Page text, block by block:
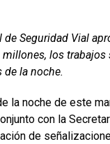
de Seguridad Vial
los trabajos
de la noche.
la noche de este
con la
de